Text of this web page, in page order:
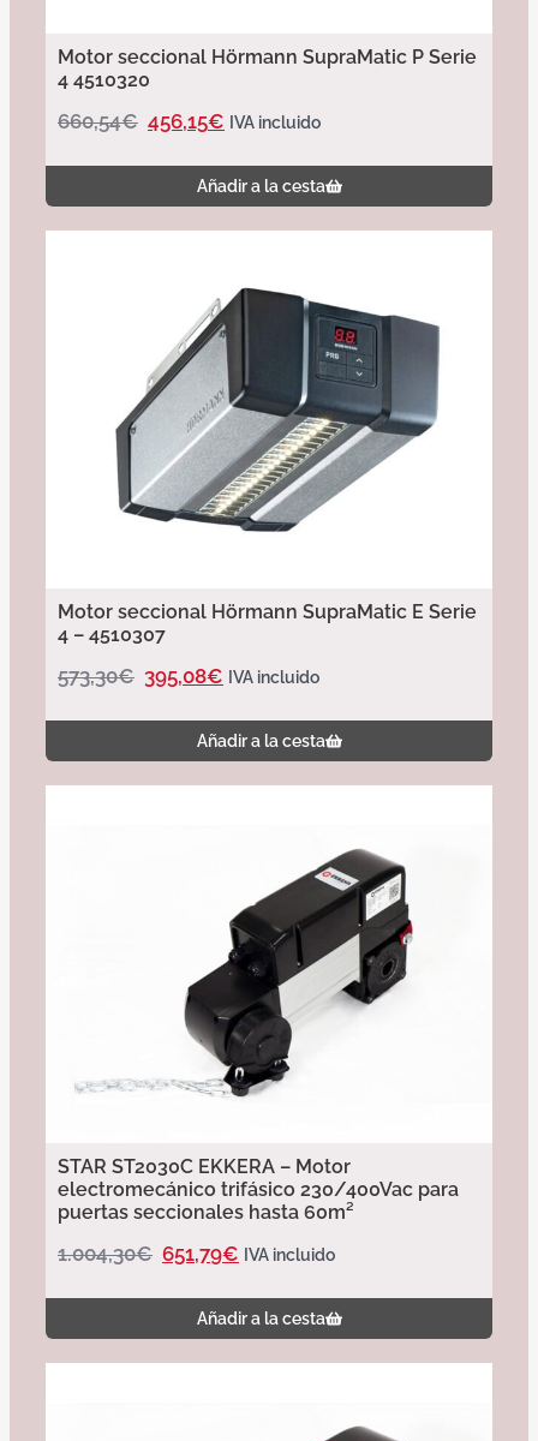
Motor seccional Hörmann SupraMatic P Serie
4 4510320
660,54€ 456,15€ IVA incluido
Añadir a la cesta
Motor seccional Hörmann SupraMatic E Serie
4 – 4510307
573,30€ 395,08€ IVA incluido
Añadir a la cesta
STAR ST2030C EKKERA – Motor
electromecánico trifásico 230/400Vac para
puertas seccionales hasta 60m²
1.004,30€ 651,79€ IVA incluido
Añadir a la cesta